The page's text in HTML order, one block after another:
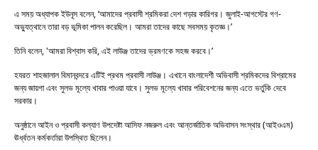
এ সময় অধ্যাপক ইউনূস বলেন, ‘আমাদের প্রবাসী শ্রমিকরা দেশ গড়ার কারিগর। জুলাই-আগস্টের গণ-
অভ্যুত্থানে তারা বড় ভূমিকা পালন করেছিল। আমরা তাদের কাছে সবসময় কৃতজ্ঞ।’
তিনি বলেন, 'আমরা বিশ্বাস করি, এই লাউঞ্জ তাদের ভ্রমণকে সহজ করবে।’
হযরত শাহজালাল বিমানবন্দরে এটিই প্রথম প্রবাসী লাউঞ্জ। এখানে বাংলাদেশী অভিবাসী শ্রমিকদের বিশ্রামের
জন্য জায়গা এবং সুলভ মূল্যে খাবার পাওয়া যাবে। সুলভ মূল্যে খাবার পরিবেশনের জন্য এতে ভর্তুকি দেবে
সরকার।
অনুষ্ঠানে আইন ও প্রবাসী কল্যাণ উপদেষ্টা আসিফ নজরুল এবং আন্তর্জাতিক অভিবাসন সংস্থার (আইওএম)
ঊর্ধ্বতন কর্মকর্তারা উপস্থিত ছিলেন।